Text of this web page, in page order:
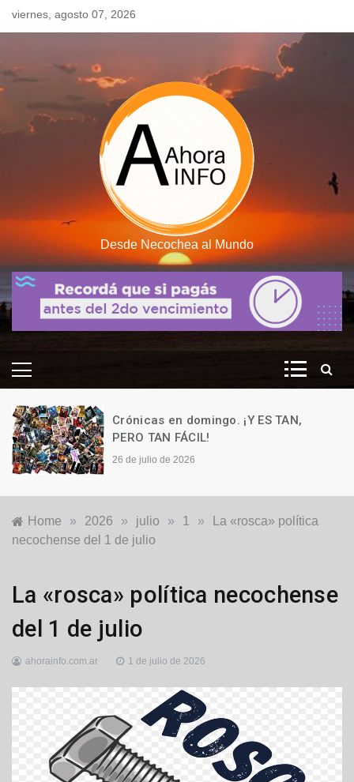
Skipviernes, agosto 07, 2026
Desde Necochea al Mundo
Crónicas en domingo. ¡Y ES TAN,
PERO TAN FÁCIL!
26 de julio de 2026
Home » 2026 » julio » 1 »
La «rosca» política
necochense del 1 de julio
Destacadas
Locales ,
Opinión
,
Política
La «rosca» política necochense
del 1 de julio
ahorainfo.com.ar 1 de julio de 2026